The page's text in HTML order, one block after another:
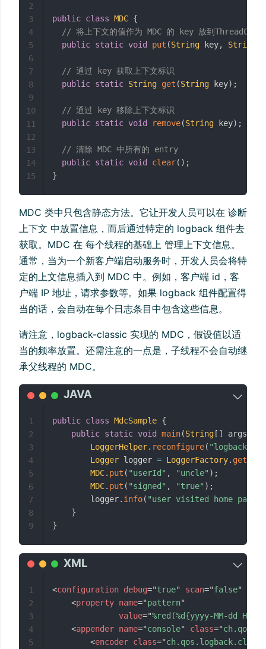
public class MDC {
// 将上下文的值作为 MDC 的 key 放到
public static void put (String key, String
// 通过 key 获取上下文标识
public static String get (String key) ;
// 通过 key 移除上下文标识
public static void remove(String key) ;
// 清除 MDC 中所有的 entry
public static void clear( ) ;
}
2
3
4
5
6
7
8
9
10
11
12
13
14
15
MDC 类中只包含静态方法。它让开发人员可以在 诊断
上下文 中放置信息，而后通过特定的 logback 组件去
获取。MDC 在 每个线程的基础上 管理上下文信息。
通常，当为一个新客户端启动服务时，开发人员会将特
定的上文信息插入到 MDC 中。例如，客户端 id，客
户端 IP 地址，请求参数等。如果 logback 组件配置得
当的话，会自动在每个日志条目中包含这些信息。
请注意，logback-classic 实现的 MDC，假设值以适
当的频率放置。还需注意的一点是，子线程不会自动继
承父线程的 MDC。
public class MdcSample {
public static void main(String [ ] args
LoggerHelper. reconfigure( "logback-
Logger logger = LoggerFactory.
MDC. put ( "userId" , "uncle" ) ;
MDC. put ( "signed" , "true" ) ;
        logger
. info( "user visited home
}
}
1
2
3
4
5
6
7
8
9
<configuration debug="true" scan="false"
<property name="pattern"
value="%red(%d{yyyy-MM-dd
<appender name="console" class="
<encoder class="
1
2
3
4
5